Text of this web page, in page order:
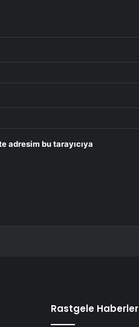
adresim bu tarayıcıya
Rastgele Haberler